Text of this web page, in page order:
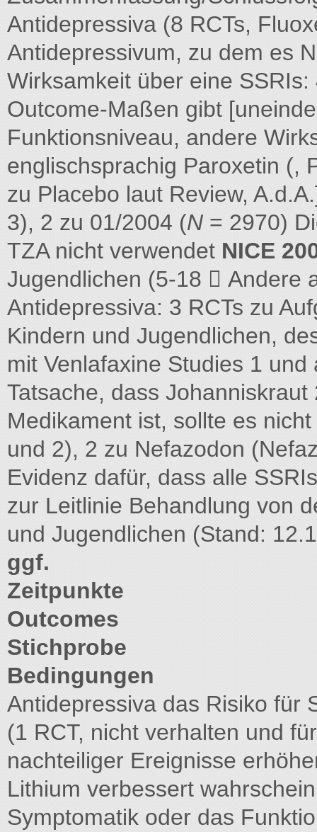
Antidepressiva (8 RCTs,
Antidepressivum, zu dem es
Wirksamkeit über eine
Outcome-Maßen gibt
Funktionsniveau, andere
englischsprachig Paroxetin (,
zu Placebo laut Review,
3), 2 zu 01/2004 (N = 2970)
TZA nicht verwendet NICE
Jugendlichen (5-18  Andere
Antidepressiva: 3 RCTs zu
Kindern und Jugendlichen,
mit Venlafaxine Studies 1
Tatsache, dass
Medikament ist, sollte es
und 2), 2 zu Nefazodon
Evidenz dafür, dass alle
zur Leitlinie Behandlung von
und Jugendlichen (Stand:
ggf.
Zeitpunkte
Outcomes
Stichprobe
Bedingungen
Antidepressiva das Risiko für
(1 RCT, nicht verhalten und
nachteiliger Ereignisse
Lithium verbessert
Symptomatik oder das